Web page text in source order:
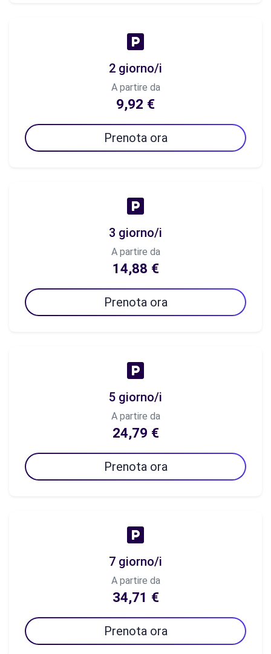
2 giorno/i
A partire da
9,92 €
Prenota ora
3 giorno/i
A partire da
14,88 €
Prenota ora
5 giorno/i
A partire da
24,79 €
Prenota ora
7 giorno/i
A partire da
34,71 €
Prenota ora